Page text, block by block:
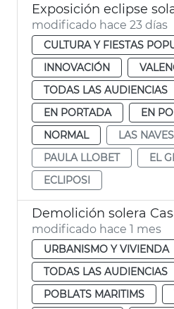
Exposición eclipse
modificado hace 23 días
CULTURA Y FIESTAS
INNOVACIÓN
TODAS LAS AUDIENCIAS
EN PORTADA
EN
NORMAL
LAS NAVES
PAULA LLOBET
EL
ECLIPOSI
Demolición solera
modificado hace 1 mes
URBANISMO Y VIVIENDA
TODAS LAS AUDIENCIAS
POBLATS MARITIMS